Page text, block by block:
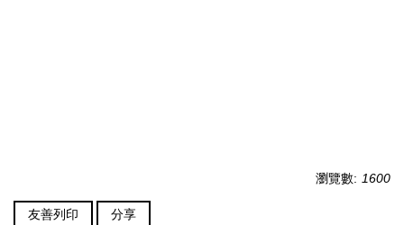
瀏覽數: 1600
友善列印 分享